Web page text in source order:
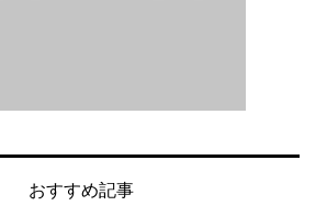
おすすめ記事